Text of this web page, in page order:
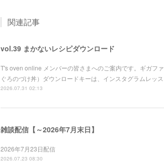
関連記事
vol.39 まかないレシピダウンロード
T's oven online メンバーの皆さまへのご案内です。ギガフ
ぐろのづけ丼）ダウンロードキーは、インスタグラムレッ
2026.07.31 02:13
雑談配信【～2026年7月末日】
2026年7月23日配信
2026.07.23 08:30